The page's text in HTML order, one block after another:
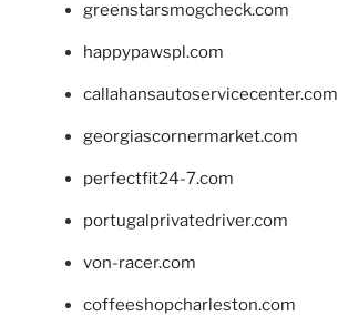
greenstarsmogcheck.com
happypawspl.com
callahansautoservicecenter.com
georgiascornermarket.com
perfectfit24-7.com
portugalprivatedriver.com
von-racer.com
coffeeshopcharleston.com